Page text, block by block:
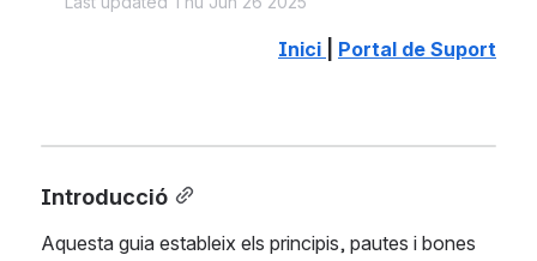
Inici Portal de Suport
Introducció
Aquesta guia estableix els principis, pautes i bones